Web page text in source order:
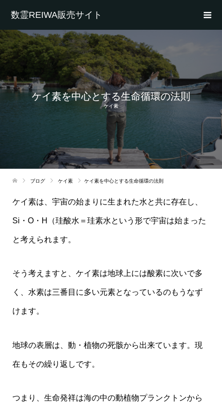
数霊REIWA販売サイト
ケイ素を中心とする生命循環の法則
ケイ素
ブログ ケイ素 ケイ素を中心とする生命循環の法則
ケイ素は、宇宙の始まりに生まれた水と共に存在し、
Si・O・H（珪酸水＝珪素水という形で宇宙は始まった
と考えられます。
そう考えますと、ケイ素は地球上には酸素に次いで多
く、水素は三番目に多い元素となっているのもうなず
けます。
地球の表層は、動・植物の死骸から出来ています。現
在もその繰り返しです。
つまり、生命発祥は海の中の動植物プランクトンから